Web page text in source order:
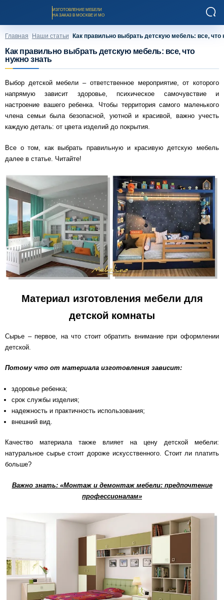
ИЗГОТОВЛЕНИЕ МЕБЕЛИ
НА ЗАКАЗ В МОСКВЕ И МО
Заказать звонок
Каталог мебели на заказ
О компании
Оплата и доставка
Рассрочка и кредит
Схема работы
Акции и скидки
Портфолио
Главная Наши статьи Как правильно выбрать детскую мебель: все, что
Как правильно выбрать детскую мебель: все, что
нужно знать
Выбор детской мебели – ответственное мероприятие, от которого
напрямую зависит здоровье, психическое самочувствие и
настроение вашего ребенка. Чтобы территория самого маленького
члена семьи была безопасной, уютной и красивой, важно учесть
каждую деталь: от цвета изделий до покрытия.
Все о том, как выбрать правильную и красивую детскую мебель
далее в статье. Читайте!
Материал изготовления мебели для
детской комнаты
Сырье – первое, на что стоит обратить внимание при оформлении
детской.
Потому что от материала изготовления зависит:
здоровье ребенка;
срок службы изделия;
надежность и практичность использования;
внешний вид.
Качество материала также влияет на цену детской мебели:
натуральное сырье стоит дороже искусственного. Стоит ли платить
больше?
Важно знать: «Монтаж и демонтаж мебели: предпочтение
профессионалам»